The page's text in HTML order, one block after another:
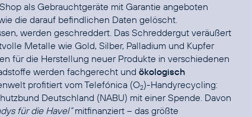
als Gebrauchtgeräte mit Garantie angeboten
die darauf befindlichen Daten gelöscht.
werden geschreddert. Das Schreddergut veräußert
Metalle wie Gold, Silber, Palladium und Kupfer
für die Herstellung neuer Produkte in verschiedenen
werden fachgerecht und ökologisch
profitiert vom Telefónica (O2)-Handyrecycling:
Deutschland (NABU) mit einer Spende. Davon
für die Havel“mitfinanziert – das größte